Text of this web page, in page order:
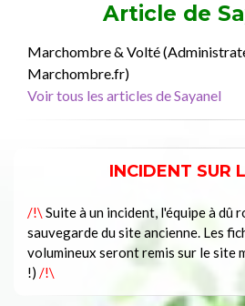
Article de
Marchombre & Volté
Marchombre.fr)
Voir tous les articles de Sayanel
INCIDENT SUR
/!\ Suite à un incident, l'équipe à dû
sauvegarde du site ancienne. Les
volumineux seront remis sur le site
!) /!\